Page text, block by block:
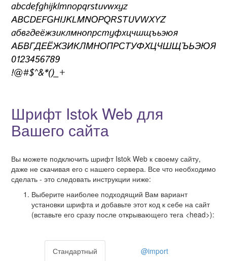
Шрифт Istok Web для
Вашего сайта
Вы можете подключить шрифт Istok Web к своему сайту,
даже не скачивая его с нашего сервера. Все что необходимо
сделать - это следовать инструкции ниже:
Выберите наиболее подходящий Вам вариант
установки шрифта и добавьте этот код к себе на сайт
(вставьте его сразу после открывающего тега <head>):
Стандартный @import